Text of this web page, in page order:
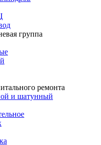
группа
ремонта
и шатунный